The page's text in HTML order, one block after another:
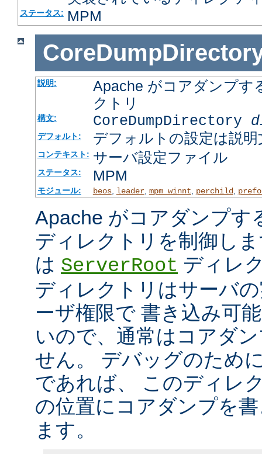
ステータス: MPM
説明:
Apache がコアダンプす
クトリ
構文: CoreDumpDirectory
デフォルト: デフォルトの設定は説
コンテキスト: サーバ設定ファイル
ステータス: MPM
モジュール: beos, leader, mpm_winnt perchild,
Apache がコアダンプす
ディレクトリを制御し
は ServerRoot ディレ
ディレクトリはサーバ
ーザ権限で 書き込み可
いので、通常はコアダ
せん。 デバッグのため
であれば、 このディレ
の位置にコアダンプを
ます。